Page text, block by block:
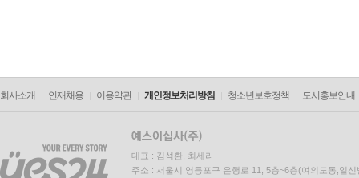
회사소개 인재채용 이용약관 개인정보처리방침 청소년보호정책 도서홍보안내
대표 : 김석환, 최세라
주소 : 서울시 영등포구 은행로 11, 5층~6층(여의도동,일신